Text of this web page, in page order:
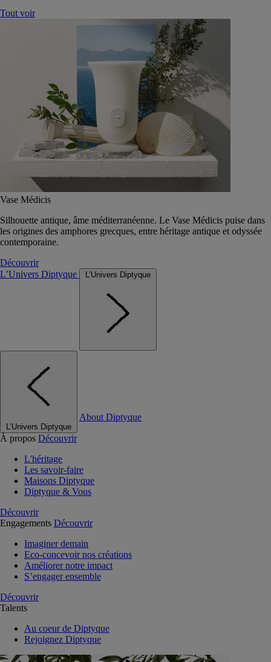
Tout voir
Vase Médicis
Silhouette antique, âme méditerranéenne. Le Vase Médicis puise dans
les origines des amphores grecques, entre héritage antique et odyssée
contemporaine.
Découvrir
L’Univers Diptyque
L’Univers Diptyque
L’Univers Diptyque
About Diptyque
À propos Découvrir
L'héritage
Les savoir-faire
Maisons Diptyque
Diptyque & Vous
Découvrir
Engagements Découvrir
Imaginer demain
Eco-concevoir nos créations
Améliorer notre impact
S’engager ensemble
Découvrir
Talents
Au coeur de Diptyque
Rejoignez Diptyque